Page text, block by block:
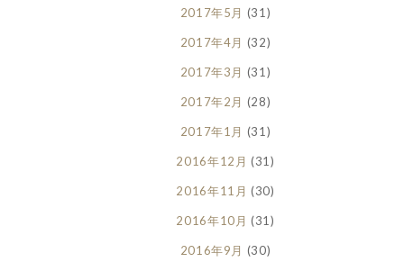
2017年5月 (31)
2017年4月 (32)
2017年3月 (31)
2017年2月 (28)
2017年1月 (31)
2016年12月 (31)
2016年11月 (30)
2016年10月 (31)
2016年9月 (30)